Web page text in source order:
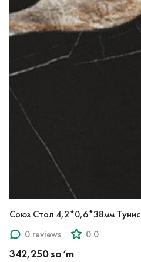
Союз Стол 4,2*0,6*38мм Тунис
0 reviews
0.0
342,250 so‘m